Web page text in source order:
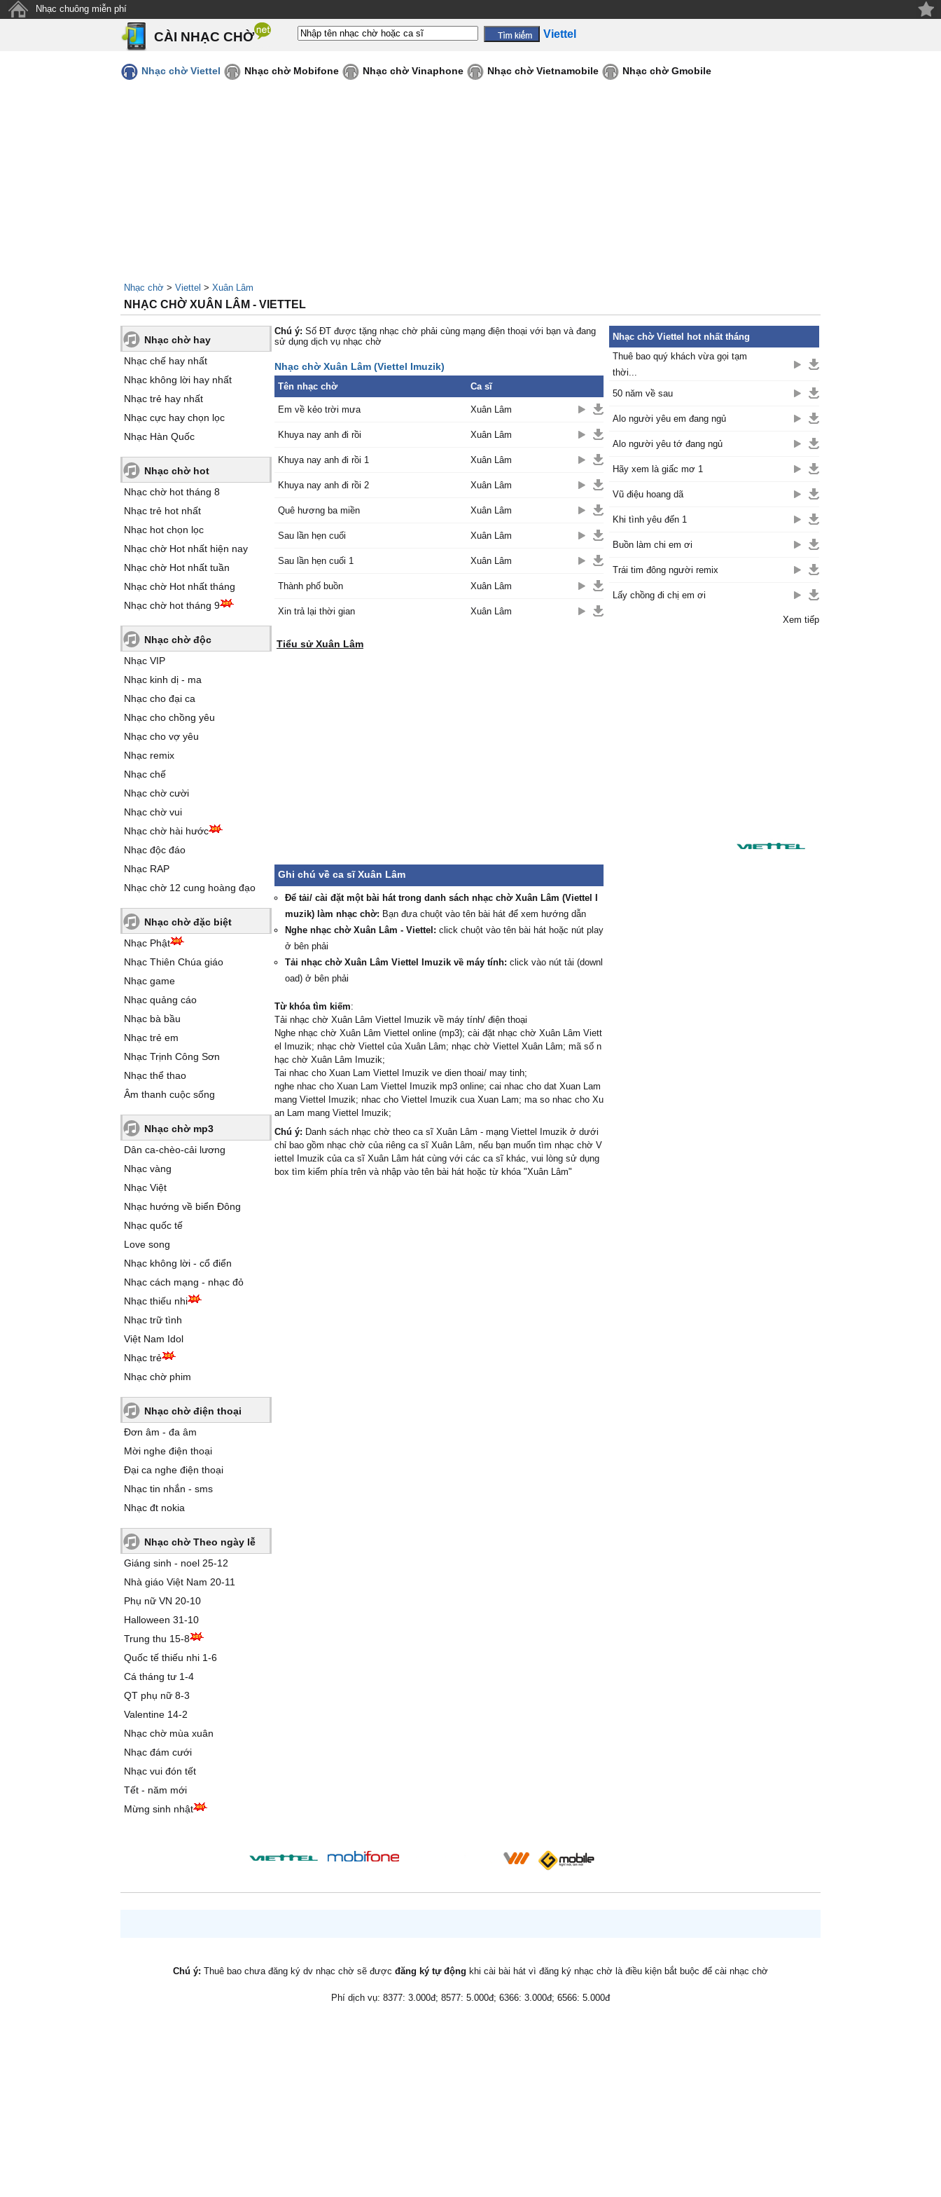
Nhạc chuông miễn phí
CÀI NHẠC CHỜ Viettel
Nhạc chờ Viettel Nhạc chờ Mobifone Nhạc chờ Vinaphone Nhạc chờ Vietnamobile Nhạc chờ Gmobile
Nhạc chờ > Viettel > Xuân Lâm
NHẠC CHỜ XUÂN LÂM - VIETTEL
Nhạc chờ hay
Nhạc chế hay nhất
Nhạc không lời hay nhất
Nhạc trẻ hay nhất
Nhạc cực hay chọn lọc
Nhạc Hàn Quốc
Nhạc chờ hot
Nhạc chờ hot tháng 8
Nhạc trẻ hot nhất
Nhạc hot chọn lọc
Nhạc chờ Hot nhất hiện nay
Nhạc chờ Hot nhất tuần
Nhạc chờ Hot nhất tháng
Nhạc chờ hot tháng 9
Nhạc chờ độc
Nhạc VIP
Nhạc kinh dị - ma
Nhạc cho đại ca
Nhạc cho chồng yêu
Nhạc cho vợ yêu
Nhạc remix
Nhạc chế
Nhạc chờ cười
Nhạc chờ vui
Nhạc chờ hài hước
Nhạc độc đáo
Nhạc RAP
Nhạc chờ 12 cung hoàng đạo
Nhạc chờ đặc biệt
Nhạc Phật
Nhạc Thiên Chúa giáo
Nhạc game
Nhạc quảng cáo
Nhạc bà bầu
Nhạc trẻ em
Nhạc Trịnh Công Sơn
Nhạc thể thao
Âm thanh cuộc sống
Nhạc chờ mp3
Dân ca-chèo-cải lương
Nhạc vàng
Nhạc Việt
Nhạc hướng về biển Đông
Nhạc quốc tế
Love song
Nhạc không lời - cổ điển
Nhạc cách mạng - nhạc đỏ
Nhạc thiếu nhi
Nhạc trữ tình
Việt Nam Idol
Nhạc trẻ
Nhạc chờ phim
Nhạc chờ điện thoại
Đơn âm - đa âm
Mời nghe điện thoại
Đại ca nghe điện thoại
Nhạc tin nhắn - sms
Nhạc đt nokia
Nhạc chờ Theo ngày lễ
Giáng sinh - noel 25-12
Nhà giáo Việt Nam 20-11
Phụ nữ VN 20-10
Halloween 31-10
Trung thu 15-8
Quốc tế thiếu nhi 1-6
Cá tháng tư 1-4
QT phụ nữ 8-3
Valentine 14-2
Nhạc chờ mùa xuân
Nhạc đám cưới
Nhạc vui đón tết
Tết - năm mới
Mừng sinh nhật
Chú ý: Số ĐT được tặng nhạc chờ phải cùng mạng điện thoại với bạn và đang
sử dụng dịch vụ nhạc chờ
Nhạc chờ Xuân Lâm (Viettel Imuzik)
Tên nhạc chờ Ca sĩ
Em về kẻo trời mưa Xuân Lâm
Khuya nay anh đi rồi Xuân Lâm
Khuya nay anh đi rồi 1 Xuân Lâm
Khuya nay anh đi rồi 2 Xuân Lâm
Quê hương ba miền Xuân Lâm
Sau lần hẹn cuối Xuân Lâm
Sau lần hẹn cuối 1 Xuân Lâm
Thành phố buồn Xuân Lâm
Xin trả lại thời gian Xuân Lâm
Tiểu sử Xuân Lâm
Ghi chú về ca sĩ Xuân Lâm
Để tải/ cài đặt một bài hát trong danh sách nhạc chờ Xuân Lâm (Viettel I
muzik) làm nhạc chờ: Bạn đưa chuột vào tên bài hát để xem hướng dẫn
Nghe nhạc chờ Xuân Lâm - Viettel: click chuột vào tên bài hát hoặc nút play
ở bên phải
Tải nhạc chờ Xuân Lâm Viettel Imuzik về máy tính: click vào nút tải (downl
oad) ở bên phải
Từ khóa tìm kiếm:
Tải nhạc chờ Xuân Lâm Viettel Imuzik về máy tính/ điện thoại
Nghe nhạc chờ Xuân Lâm Viettel online (mp3); cài đặt nhạc chờ Xuân Lâm Viett
el Imuzik; nhạc chờ Viettel của Xuân Lâm; nhạc chờ Viettel Xuân Lâm; mã số n
hạc chờ Xuân Lâm Imuzik;
Tai nhac cho Xuan Lam Viettel Imuzik ve dien thoai/ may tinh;
nghe nhac cho Xuan Lam Viettel Imuzik mp3 online; cai nhac cho dat Xuan Lam
mang Viettel Imuzik; nhac cho Viettel Imuzik cua Xuan Lam; ma so nhac cho Xu
an Lam mang Viettel Imuzik;
Chú ý: Danh sách nhạc chờ theo ca sĩ Xuân Lâm - mạng Viettel Imuzik ở dưới
chỉ bao gồm nhạc chờ của riêng ca sĩ Xuân Lâm, nếu bạn muốn tìm nhạc chờ V
iettel Imuzik của ca sĩ Xuân Lâm hát cùng với các ca sĩ khác, vui lòng sử dụng
box tìm kiếm phía trên và nhập vào tên bài hát hoặc từ khóa "Xuân Lâm"
Nhạc chờ Viettel hot nhất tháng
Thuê bao quý khách vừa gọi tạm
thời...
50 năm về sau
Alo người yêu em đang ngủ
Alo người yêu tớ đang ngủ
Hãy xem là giấc mơ 1
Vũ điệu hoang dã
Khi tình yêu đến 1
Buồn làm chi em ơi
Trái tim đông người remix
Lấy chồng đi chị em ơi
Xem tiếp
Chú ý: Thuê bao chưa đăng ký dv nhạc chờ sẽ được đăng ký tự động khi cài bài hát vì đăng ký nhạc chờ là điều kiện bắt buộc để cài nhạc chờ
Phí dịch vụ: 8377: 3.000đ; 8577: 5.000đ; 6366: 3.000đ; 6566: 5.000đ